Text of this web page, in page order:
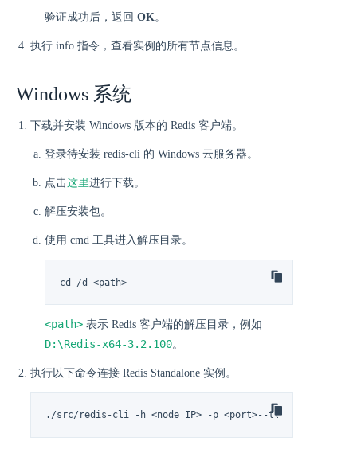
验证成功后，返回 OK。
执行 info 指令，查看实例的所有节点信息。
Windows 系统
下载并安装 Windows 版本的 Redis 客户端。
登录待安装 redis-cli 的 Windows 云服务器。
点击这里进行下载。
解压安装包。
使用 cmd 工具进入解压目录。
cd /d <path>
<path> 表示 Redis 客户端的解压目录，例如
D:\Redis-x64-3.2.100。
执行以下命令连接 Redis Standalone 实例。
./src/redis-cli -h <node_IP> -p <port>--tls --cert